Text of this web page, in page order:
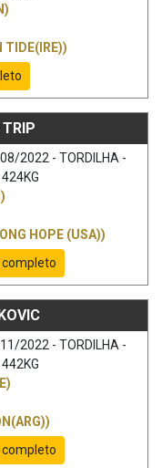
TIDE(IRE))
TRIP
2022 - TORDILHA -
HOPE (USA))
completo
2022 - TORDILHA -
completo